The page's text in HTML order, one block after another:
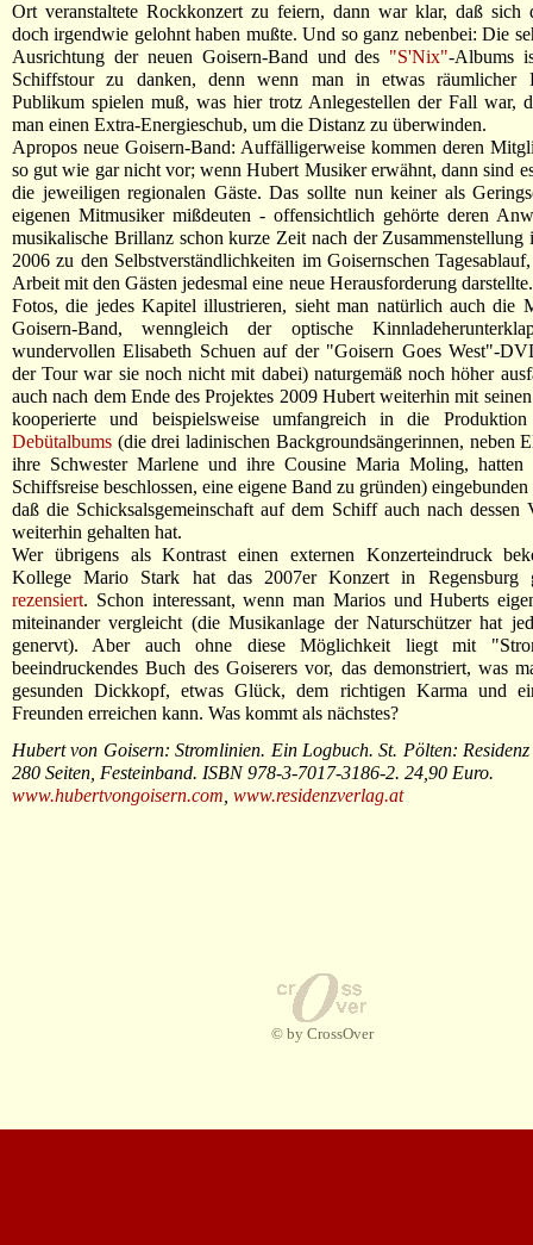
Ort veranstaltete Rockkonzert zu feiern, dann war klar, daß sich
doch irgendwie gelohnt haben mußte. Und so ganz nebenbei: Die
Ausrichtung der neuen Goisern-Band und des "S'Nix"-Albums
Schiffstour zu danken, denn wenn man in etwas räumlicher
Publikum spielen muß, was hier trotz Anlegestellen der Fall war,
man einen Extra-Energieschub, um die Distanz zu überwinden.
Apropos neue Goisern-Band: Auffälligerweise kommen deren
so gut wie gar nicht vor; wenn Hubert Musiker erwähnt, dann sind
die jeweiligen regionalen Gäste. Das sollte nun keiner als
eigenen Mitmusiker mißdeuten - offensichtlich gehörte deren
musikalische Brillanz schon kurze Zeit nach der Zusammenstellung
2006 zu den Selbstverständlichkeiten im Goisernschen
Arbeit mit den Gästen jedesmal eine neue Herausforderung
Fotos, die jedes Kapitel illustrieren, sieht man natürlich auch die
Goisern-Band, wenngleich der optische
wundervollen Elisabeth Schuen auf der "Goisern Goes West"-
der Tour war sie noch nicht mit dabei) naturgemäß noch höher
auch nach dem Ende des Projektes 2009 Hubert weiterhin mit
kooperierte und beispielsweise umfangreich in die
Debütalbums (die drei ladinischen Backgroundsängerinnen, neben
ihre Schwester Marlene und ihre Cousine Maria Moling, hatten
Schiffsreise beschlossen, eine eigene Band zu gründen)
daß die Schicksalsgemeinschaft auf dem Schiff auch nach dessen
weiterhin gehalten hat.
Wer übrigens als Kontrast einen externen Konzerteindruck
Kollege Mario Stark hat das 2007er Konzert in Regensburg
rezensiert. Schon interessant, wenn man Marios und Huberts
miteinander vergleicht (die Musikanlage der Naturschützer hat
genervt). Aber auch ohne diese Möglichkeit liegt mit
beeindruckendes Buch des Goiserers vor, das demonstriert, was
gesunden Dickkopf, etwas Glück, dem richtigen Karma und
Freunden erreichen kann. Was kommt als nächstes?
Hubert von Goisern: Stromlinien. Ein Logbuch. St. Pölten:
280 Seiten, Festeinband. ISBN 978-3-7017-3186-2. 24,90 Euro.
www.hubertvongoisern.com www.residenzverlag.at
© by CrossOver